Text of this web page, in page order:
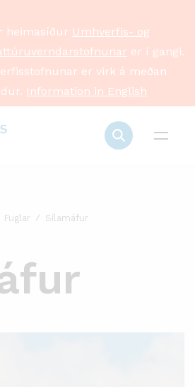
heimasíður Umhverfis- og
er í gangi.
er virk á meðan
Information in English
Fuglar Sílamáfur